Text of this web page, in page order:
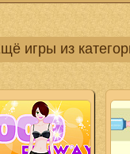
игры из